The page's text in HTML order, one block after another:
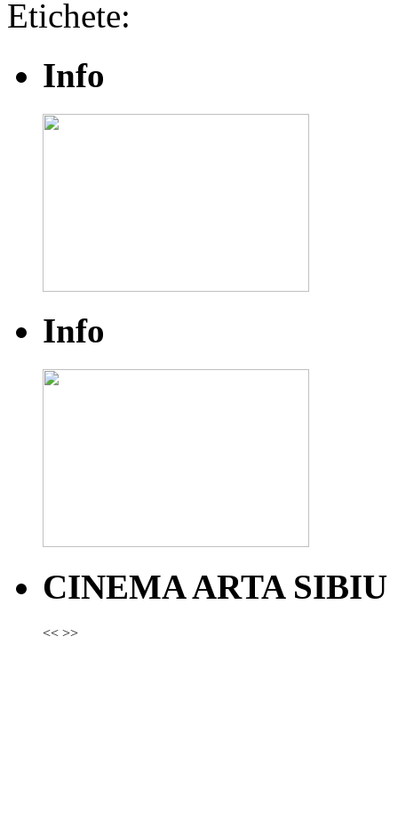
Etichete:
Info
Info
CINEMA ARTA SIBIU
<< >>